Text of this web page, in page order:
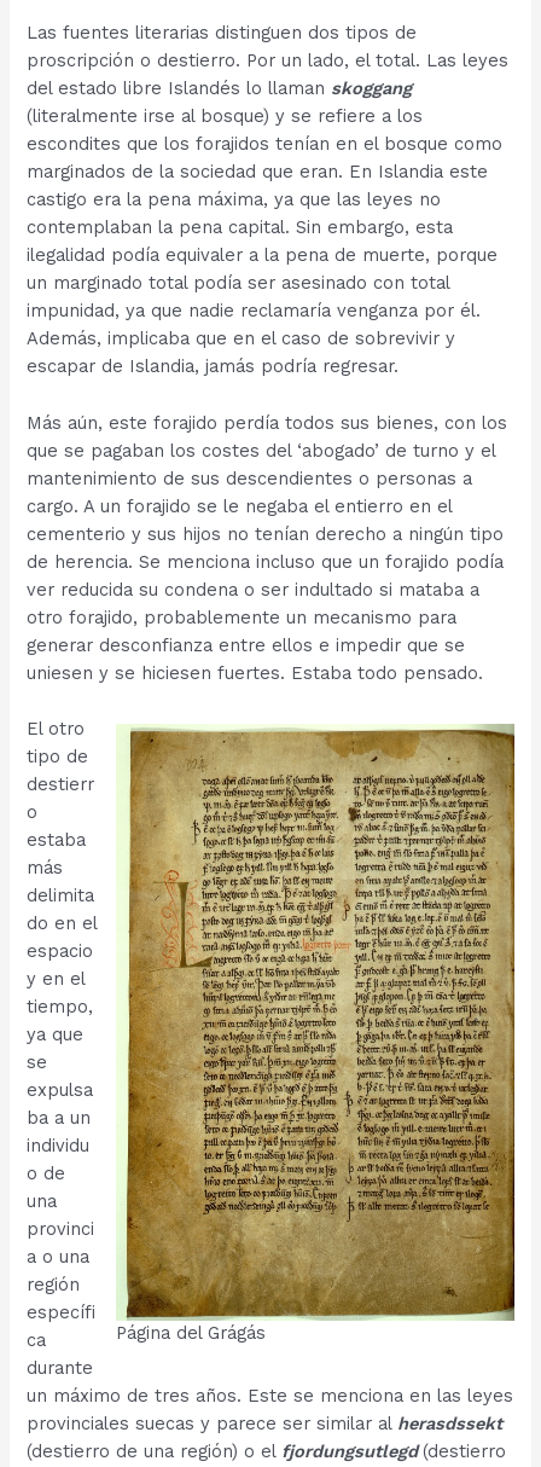
Las fuentes literarias distinguen dos tipos de
proscripción o destierro. Por un lado, el total. Las leyes
del estado libre Islandés lo llaman skoggang
(literalmente irse al bosque) y se refiere a los
escondites que los forajidos tenían en el bosque como
marginados de la sociedad que eran. En Islandia este
castigo era la pena máxima, ya que las leyes no
contemplaban la pena capital. Sin embargo, esta
ilegalidad podía equivaler a la pena de muerte, porque
un marginado total podía ser asesinado con total
impunidad, ya que nadie reclamaría venganza por él.
Además, implicaba que en el caso de sobrevivir y
escapar de Islandia, jamás podría regresar.
Más aún, este forajido perdía todos sus bienes, con los
que se pagaban los costes del ‘abogado’ de turno y el
mantenimiento de sus descendientes o personas a
cargo. A un forajido se le negaba el entierro en el
cementerio y sus hijos no tenían derecho a ningún tipo
de herencia. Se menciona incluso que un forajido podía
ver reducida su condena o ser indultado si mataba a
otro forajido, probablemente un mecanismo para
generar desconfianza entre ellos e impedir que se
uniesen y se hiciesen fuertes. Estaba todo pensado.
Página del Grágás
El otro
tipo de
destierr
o
estaba
más
delimita
do en el
espacio
y en el
tiempo,
ya que
se
expulsa
ba a un
individu
o de
una
provinci
a o una
región
específi
ca
durante
un máximo de tres años. Este se menciona en las leyes
provinciales suecas y parece ser similar al herasdssekt
(destierro de una región) o el fjordungsutlegd (destierro